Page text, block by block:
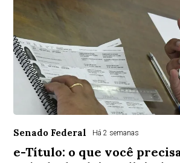
Senado Federal Há 2 semanas
e-Título: o que você